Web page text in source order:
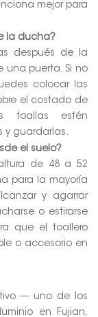
mejor para
la ducha?
después de la
una puerta. Si no
colocar las
el costado de
toallas estén
y guardarlas.
el suelo?
de 48 a 52
para la mayoría
y agarrar
o estirarse
que el toallero
o accesorio en
--- uno de los
en Fujian,